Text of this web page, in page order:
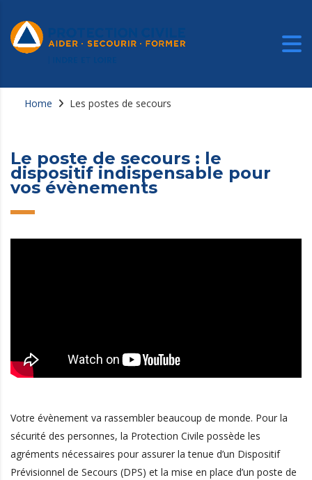
Home Les postes de secours
Le poste de secours : le
dispositif indispensable pour
vos évènements
Votre évènement va rassembler beaucoup de monde. Pour la
sécurité des personnes, la Protection Civile possède les
agréments nécessaires pour assurer la tenue d’un Dispositif
Prévisionnel de Secours (DPS) et la mise en place d’un poste de